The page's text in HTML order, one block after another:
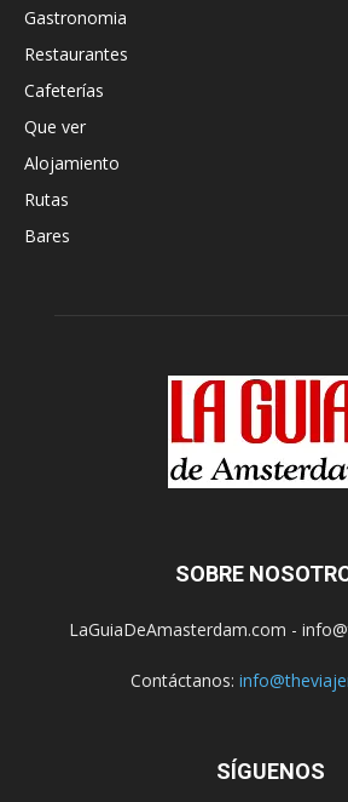
Gastronomia
Restaurantes
Cafeterías
Que ver
Alojamiento
Rutas
Bares
SOBRE
LaGuiaDeAmasterdam.com -
Contáctanos:
SÍGUENOS